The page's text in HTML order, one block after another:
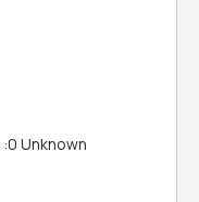
:0 Unknown